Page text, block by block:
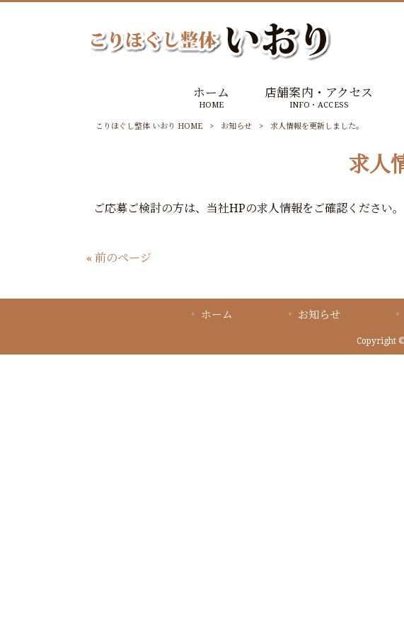
ホーム
HOME
店舗案内・アクセス
INFO・ACCESS
こりほぐし整体 いおり HOME > お知らせ > 求人情報を更新しました。
求人
ご応募ご検討の方は、当社HPの求人情報をご確認ください。
« 前のページ
ホーム お知らせ
Copyright ©